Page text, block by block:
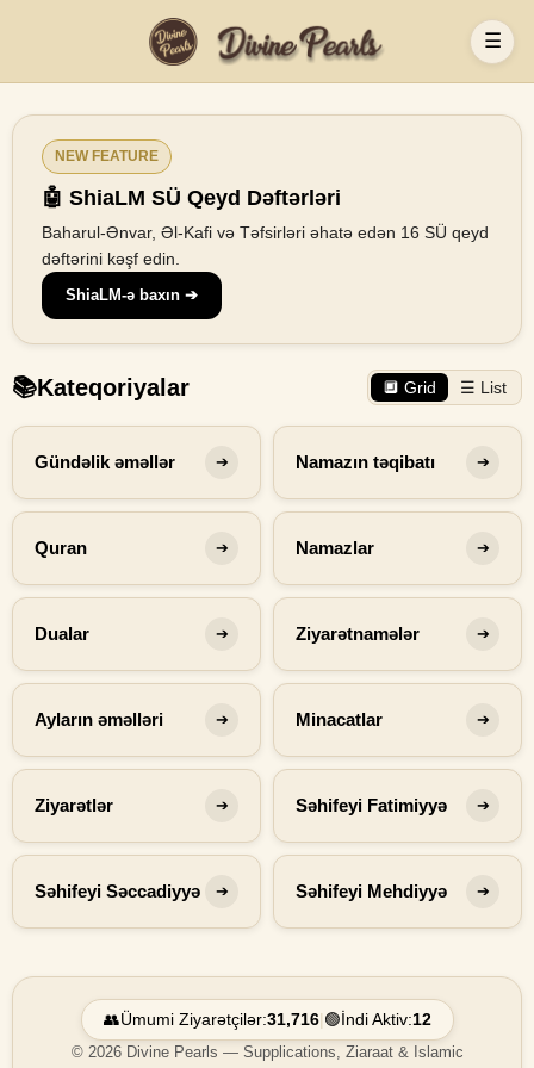
☰
NEW FEATURE
🤖 ShiaLM SÜ Qeyd Dəftərləri
Baharul-Ənvar, Əl-Kafi və Təfsirləri əhatə edən 16 SÜ qeyd
dəftərini kəşf edin.
ShiaLM-ə baxın ➔
📚Kateqoriyalar 🔲 Grid ☰ List
Gündəlik əməllər ➔ Namazın təqibatı ➔
Quran ➔ Namazlar ➔
Dualar ➔ Ziyarətnamələr ➔
Ayların əməlləri ➔ Minacatlar ➔
Ziyarətlər ➔ Səhifeyi Fatimiyyə ➔
Səhifeyi Səccadiyyə ➔ Səhifeyi Mehdiyyə ➔
👥Ümumi Ziyarətçilər:31,716| 🟢 İndi Aktiv:12
© 2026 Divine Pearls — Supplications, Ziaraat & Islamic